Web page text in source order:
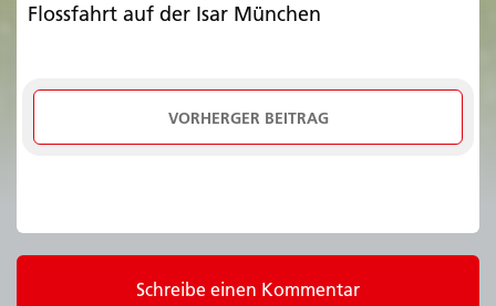
Flossfahrt auf der Isar München
VORHERGER BEITRAG
Schreibe einen Kommentar